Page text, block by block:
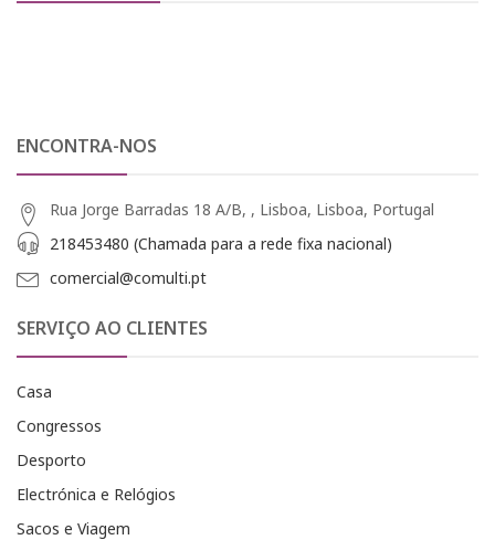
ENCONTRA-NOS
Rua Jorge Barradas 18 A/B, , Lisboa, Lisboa, Portugal
218453480 (Chamada para a rede fixa nacional)
comercial@comulti.pt
SERVIÇO AO CLIENTES
Casa
Congressos
Desporto
Electrónica e Relógios
Sacos e Viagem